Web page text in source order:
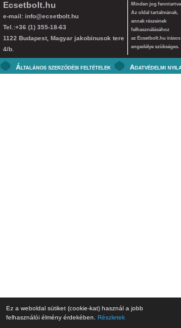
Ez a weboldal sütiket (cookie-kat) használ a jobb
felhasználói élmény érdekében. Részletek
Ecsetbolt.hu
e-mail: info@ecsetbolt.hu
Tel.:+36 (1) 355-18-63
1122 Budapest, Magyar jakobinusok tere
4/b.
Minden jog
Az oldal tartalmának,
annak részeinek
felhasználásához
az Ecsetbolt.hu írásos
engedélye szükséges.
Általános szerződési feltételek Adatvédelmi